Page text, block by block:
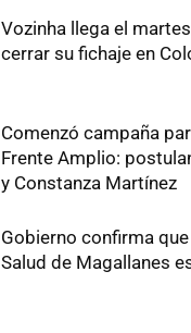
Vozinha llega el
cerrar su fichaje en
Comenzó campaña
Frente Amplio:
y Constanza Martínez
Gobierno confirma
Salud de Magallanes